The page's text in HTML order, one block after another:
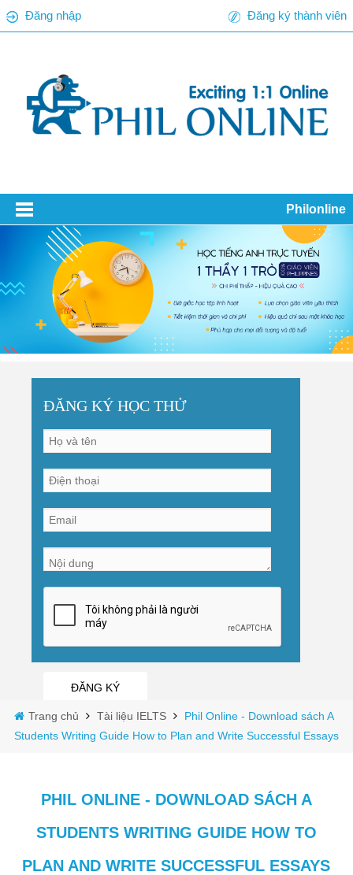
Đăng nhập Đăng ký thành viên
Philonline
ĐĂNG KÝ HỌC THỬ
ĐĂNG KÝ
Trang chủ Tài liệu IELTS
Phil Online - Download sách A
Students Writing Guide How to Plan and Write Successful Essays
PHIL ONLINE - DOWNLOAD SÁCH A
STUDENTS WRITING GUIDE HOW TO
PLAN AND WRITE SUCCESSFUL ESSAYS